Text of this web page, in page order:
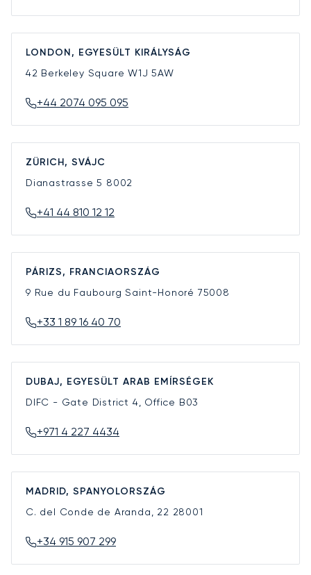
LONDON, EGYESÜLT KIRÁLYSÁG
42 Berkeley SquareW1J 5AW
+44 2074 095 095
ZÜRICH, SVÁJC
Dianastrasse 5 8002
+41 44 810 12 12
PÁRIZS, FRANCIAORSZÁG
9 Rue du Faubourg Saint-Honoré 75008
+33 1 89 16 40 70
DUBAJ, EGYESÜLT ARAB EMÍRSÉGEK
DIFC - Gate District 4, Office B03
+971 4 227 4434
MADRID, SPANYOLORSZÁG
C. del Conde de Aranda, 22 28001
+34 915 907 299